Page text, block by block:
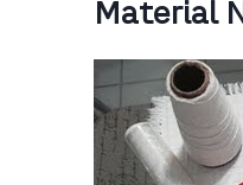
Material